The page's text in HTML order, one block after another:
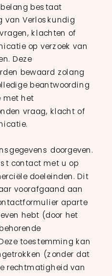
bestaat
van Verloskundig
klachten of
op verzoek van
Deze
bewaard zolang
beantwoording
met het
vraag, klacht of
doorgeven.
contact met u op
doeleinden. Dit
voorafgaand aan
aparte
hebt (door het
toestemming kan
(zonder dat
rechtmatigheid van